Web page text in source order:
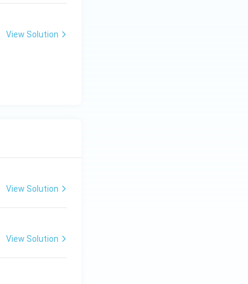
View Solution
View Solution
View Solution